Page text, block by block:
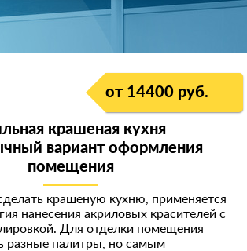
от 14400 руб.
крашеная кухня
вариант оформления
помещения
крашеную кухню, применяется
нанесения акриловых красителей с
Для отделки помещения
разные палитры, но самым